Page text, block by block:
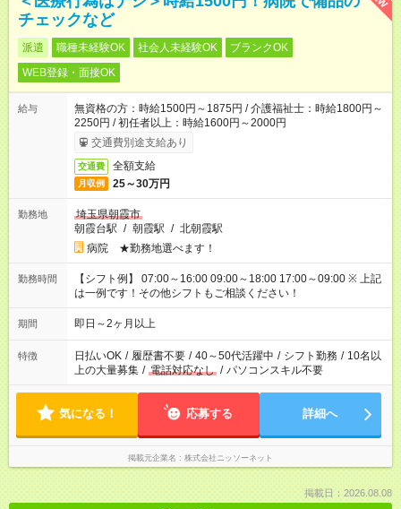
チェックなど
派遣 職種未経験OK 社会人未経験OK
ブランクOK
WEB登録・面接OK
給与
無資格の方：時給1500円～1875円 / 介護福祉士：時給1800円～
2250円 / 初任者以上：時給1600円～2000円
交通費別途支給あり
交通費 全額支給
月収例 25～30万円
勤務地
埼玉県朝霞市
朝霞台駅 / 朝霞駅 / 北朝霞駅
病院 ★勤務地選べます！
勤務時間
【シフト例】 07:00～16:00 09:00～18:00 17:00～09:00 ※ 上記
は一例です！その他シフトもご相談ください！
期間 即日～2ヶ月以上
特徴 日払いOK / 履歴書不要 / 40～50代活躍中 / シフト勤務 / 10名以
上の大量募集 / 電話対応なし / パソコンスキル不要
気になる！ 応募する 詳細へ
掲載元企業名 株式会社ニッソーネット
掲載日：2026.08.08